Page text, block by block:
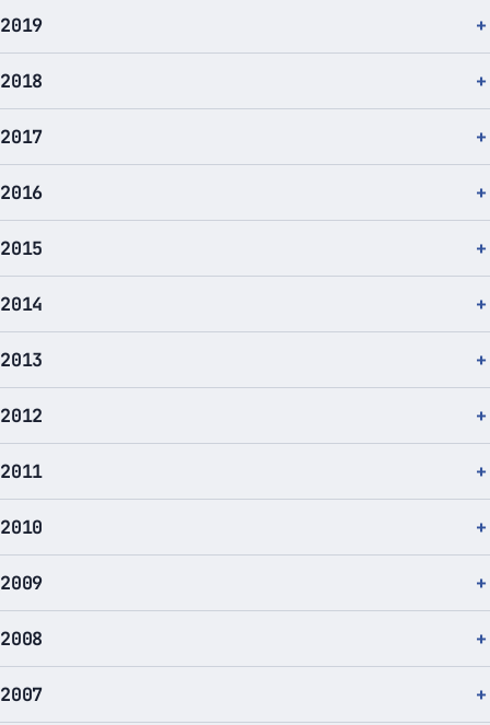
2019
2018
2017
2016
2015
2014
2013
2012
2011
2010
2009
2008
2007